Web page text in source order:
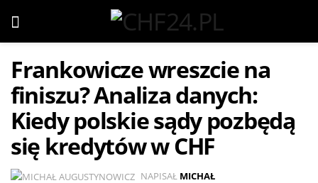
Frankowicze wreszcie na
finiszu? Analiza danych:
Kiedy polskie sądy pozbędą
się kredytów w CHF
NAPISAŁ MICHAŁ